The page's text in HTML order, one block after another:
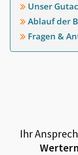
Unser
Ablauf der
Fragen &
Ihr